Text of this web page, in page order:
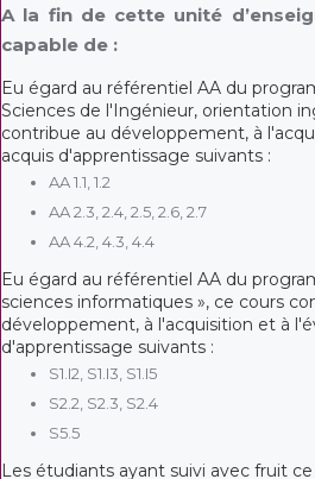
A la fin de cette unité
capable de :
Eu égard au référentiel AA du
Sciences de l'Ingénieur, orientation
contribue au développement, à
acquis d'apprentissage suivants :
AA 1.1, 1.2
AA 2.3, 2.4, 2.5, 2.6, 2.7
AA 4.2, 4.3, 4.4
Eu égard au référentiel AA du
sciences informatiques », ce cours
développement, à l'acquisition et à
d'apprentissage suivants :
S1.I2, S1.I3, S1.I5
S2.2, S2.3, S2.4
S5.5
Les étudiants ayant suivi avec fruit